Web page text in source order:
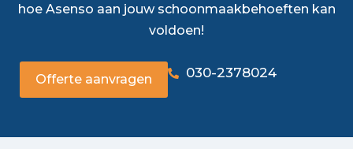
hoe Asenso aan jouw schoonmaakbehoeften kan
voldoen!
Offerte aanvragen 030-2378024